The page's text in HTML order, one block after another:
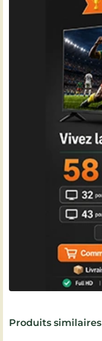
Produits similaires